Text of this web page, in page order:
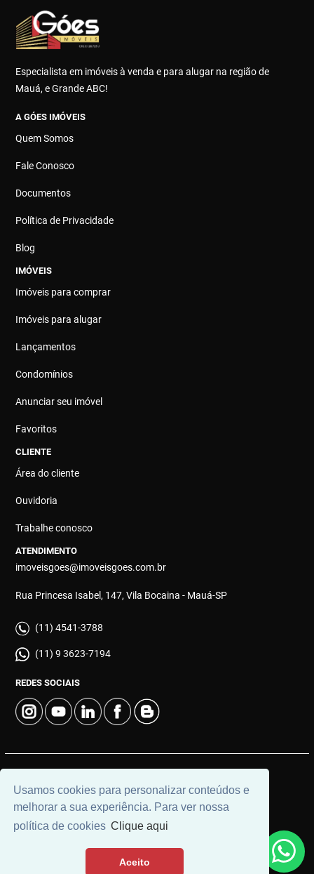
Usamos cookies para personalizar conteúdos e
melhorar a sua experiência. Para ver nossa
política de cookies Clique aqui
Aceito
Especialista em imóveis à venda e para alugar na região de
Mauá, e Grande ABC!
A GÓES IMÓVEIS
Quem Somos
Fale Conosco
Documentos
Política de Privacidade
Blog
IMÓVEIS
Imóveis para comprar
Imóveis para alugar
Lançamentos
Condomínios
Anunciar seu imóvel
Favoritos
CLIENTE
Área do cliente
Ouvidoria
Trabalhe conosco
ATENDIMENTO
imoveisgoes@imoveisgoes.com.br
Rua Princesa Isabel, 147, Vila Bocaina - Mauá-SP
(11) 4541-3788
(11) 9 3623-7194
REDES SOCIAIS
Universal Software.